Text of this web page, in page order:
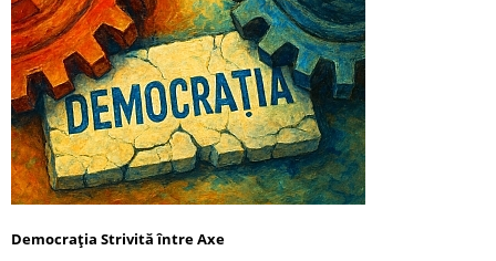
Democrația Strivită între Axe